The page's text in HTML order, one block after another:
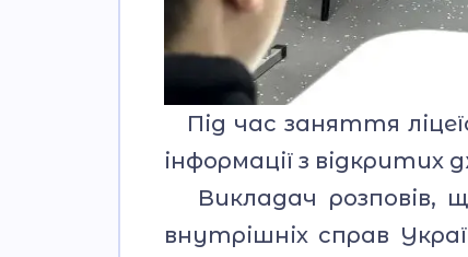
Під час заняття
інформації з
Викладач розповів,
внутрішніх справ